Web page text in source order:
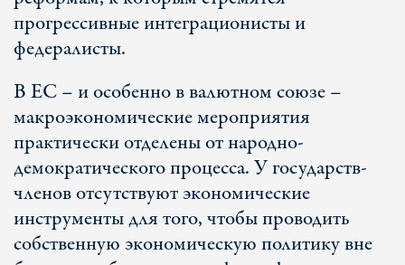
прогрессивные интеграционисты и
федералисты.
В ЕС – и особенно в валютном союзе –
макроэкономические мероприятия
практически отделены от народно-
демократического процесса. У государств-
членов отсутствуют экономические
инструменты для того, чтобы проводить
собственную экономическую политику вне